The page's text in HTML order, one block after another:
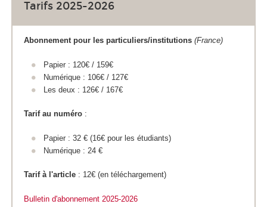
Tarifs 2025-2026
Abonnement pour les particuliers/institutions (France)
Papier : 120€ / 159€
Numérique : 106€ / 127€
Les deux : 126€ / 167€
Tarif au numéro :
Papier : 32 € (16€ pour les étudiants)
Numérique : 24 €
Tarif à l'article : 12€ (en téléchargement)
Bulletin d'abonnement 2025-2026